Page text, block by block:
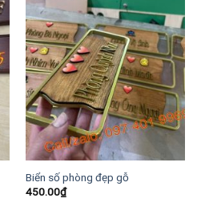
Biển số phòng đẹp gỗ
450.00₫